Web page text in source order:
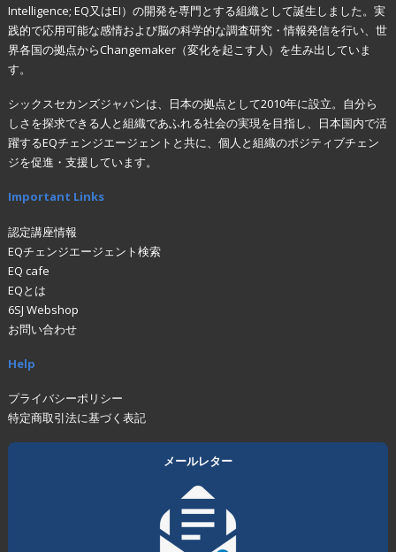
Intelligence; EQ又はEI）の開発を専門とする組織として誕生しました。実
践的で応用可能な感情および脳の科学的な調査研究・情報発信を行い、世
界各国の拠点からChangemaker（変化を起こす人）を生み出していま
す。
シックスセカンズジャパンは、日本の拠点として2010年に設立。自分ら
しさを探求できる人と組織であふれる社会の実現を目指し、日本国内で活
躍するEQチェンジエージェントと共に、個人と組織のポジティブチェン
ジを促進・支援しています。
Important Links
認定講座情報
EQチェンジエージェント検索
EQ cafe
EQとは
6SJ Webshop
お問い合わせ
Help
プライバシーポリシー
特定商取引法に基づく表記
メールレター